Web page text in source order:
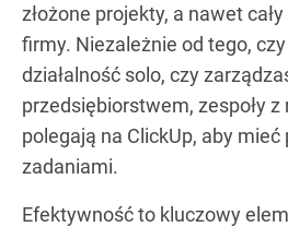
złożone projekty, a nawet
firmy. Niezależnie od tego,
działalność solo, czy
przedsiębiorstwem, zespoły z
polegają na ClickUp, aby mieć
zadaniami.
Efektywność to kluczowy